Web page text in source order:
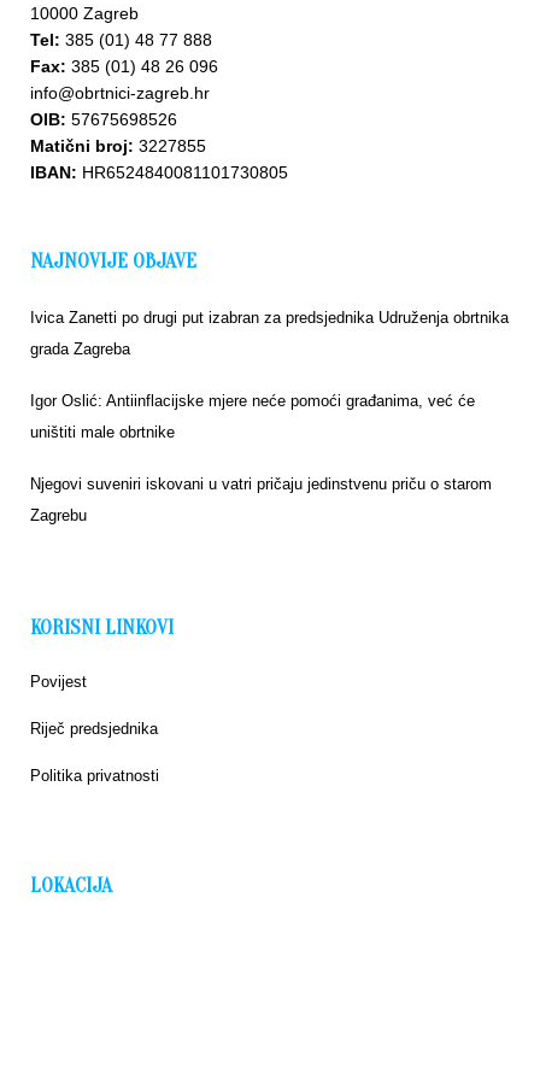
Upišite
se u
bazu
10000 Zagreb
Tel: 385 (01) 48 77 888
Fax: 385 (01) 48 26 096
info@obrtnici-zagreb.hr
OIB: 57675698526
Matični broj: 3227855
IBAN: HR6524840081101730805
NAJNOVIJE OBJAVE
Ivica Zanetti po drugi put izabran za predsjednika Udruženja obrtnika
grada Zagreba
Igor Oslić: Antiinflacijske mjere neće pomoći građanima, već će
uništiti male obrtnike
Njegovi suveniri iskovani u vatri pričaju jedinstvenu priču o starom
Zagrebu
KORISNI LINKOVI
Povijest
Riječ predsjednika
Politika privatnosti
LOKACIJA